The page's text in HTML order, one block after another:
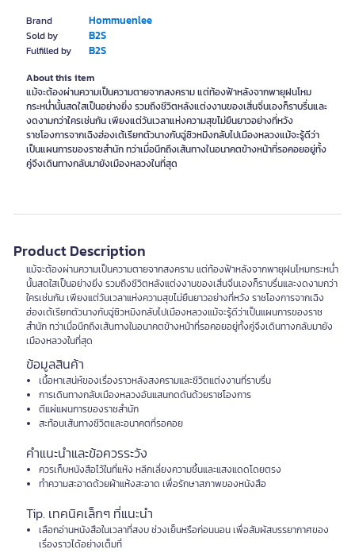
Brand Hommuenlee
Sold by B2S
Fulfilled by B2S
About this item
แม้จะต้องผ่านความเป็นความตายจากสงคราม แต่ท้องฟ้าหลังจากพายุฝนโหม
กระหน่ำนั้นสดใสเป็นอย่างยิ่ง รวมถึงชีวิตหลังแต่งงานของเสิ่นจิ่นเองก็ราบรื่นและ
งดงามกว่าใครเช่นกัน เพียงแต่วันเวลาแห่งความสุขไม่ยืนยาวอย่างที่หวัง
ราชโองการจากเฉิงฮ่องเต้เรียกตัวนางกับฉู่ซิวหมิงกลับไปเมืองหลวงแม้จะรู้ดีว่า
เป็นแผนการของราชสำนัก ทว่าเมื่อนึกถึงเส้นทางในอนาคตข้างหน้าที่รอคอยอยู่ทั้ง
คู่จึงเดินทางกลับมายังเมืองหลวงในที่สุด
Product Description
แม้จะต้องผ่านความเป็นความตายจากสงคราม แต่ท้องฟ้าหลังจากพายุฝนโหมกระหน่ำ
นั้นสดใสเป็นอย่างยิ่ง รวมถึงชีวิตหลังแต่งงานของเสิ่นจิ่นเองก็ราบรื่นและงดงามกว่า
ใครเช่นกัน เพียงแต่วันเวลาแห่งความสุขไม่ยืนยาวอย่างที่หวัง ราชโองการจากเฉิง
ฮ่องเต้เรียกตัวนางกับฉู่ซิวหมิงกลับไปเมืองหลวงแม้จะรู้ดีว่าเป็นแผนการของราช
สำนัก ทว่าเมื่อนึกถึงเส้นทางในอนาคตข้างหน้าที่รอคอยอยู่ทั้งคู่จึงเดินทางกลับมายัง
เมืองหลวงในที่สุด
ข้อมูลสินค้า
เนื้อหาเสน่ห์ของเรื่องราวหลังสงครามและชีวิตแต่งงานที่ราบรื่น
การเดินทางกลับเมืองหลวงอันแสนกดดันด้วยราชโองการ
ตีแผ่แผนการของราชสำนัก
สะท้อนเส้นทางชีวิตและอนาคตที่รอคอย
คำแนะนำและข้อควรระวัง
ควรเก็บหนังสือไว้ในที่แห้ง หลีกเลี่ยงความชื้นและแสงแดดโดยตรง
ทำความสะอาดด้วยผ้าแห้งสะอาด เพื่อรักษาสภาพของหนังสือ
Tip. เทคนิคเล็กๆ ที่แนะนำ
เลือกอ่านหนังสือในเวลาที่สงบ ช่วงเย็นหรือก่อนนอน เพื่อสัมผัสบรรยากาศของ
เรื่องราวได้อย่างเต็มที่